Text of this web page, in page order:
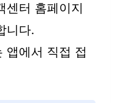
센터 홈페이지
니다.
앱에서 직접 접